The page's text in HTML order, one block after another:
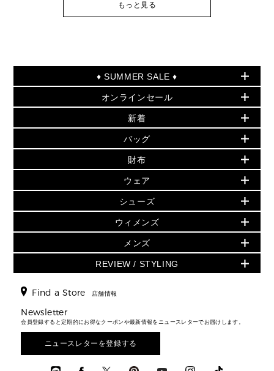
もっと見る
♦ SUMMER SALE ♦
セールおすすめアイテム
▶ ウィメンズ
バッグ
小物
シューズ・靴
ウェア
アクセサリー
時計
▶ メンズ
バッグ
ウェア
アクセサリー
オンラインセール
PRODUCT OF THE MONTH - 今月の特別価格
再値下げアイテム
追加アイテム
▶ ウィメンズすべて(ウェア・シューズ除く)
バッグ
財布・小物
ウェア
シューズ
時計・ジュエリー
アクセサリー
メンズ バッグ
メンズ 財布・小物
メンズ シューズ
新着
夏のスタイル
▶ すべて
▶ ウィメンズすべて
財布・小物
アクセサリー
フレグランス
シューズ
▶ メンズすべて
メンズ財布・小物
メンズアクセサリー
バッグ
人気の定番アイテム
日本限定 - バッグ
▶ ウィメンズすべて
トートバッグ
ショルダーバッグ
クロスボディ・斜め掛け
トラベル
3 IN 1 / 2 IN 1 バッグ
▶ メンズすべて
財布
日本限定 - 財布・小物
▶ ウィメンズすべて
GREENWICH
折り財布(二つ折り・三つ折り)
長財布
▶ メンズすべて
ウェア
▶ ウィメンズすべて
トップス
スカート・パンツ
ジャケット・アウター
▶ メンズすべて
シューズ
▶ ウィメンズすべて
サンダル
スニーカー
▶ メンズすべて
ウィメンズ
人気の定番アイテム
▶ ウィメンズすべて
▶ バッグすべて
通勤・通学アイテム
3 IN 1 バッグ
メンズ
▶ メンズすべて
財布・小物
時計・ジュエリー
REVIEW / STYLING
エディターレビュー
Find a Store 店舗情報
Newsletter
会員登録すると定期的にお得なクーポンや最新情報をニュースレターでお届けします。
ニュースレターを登録する